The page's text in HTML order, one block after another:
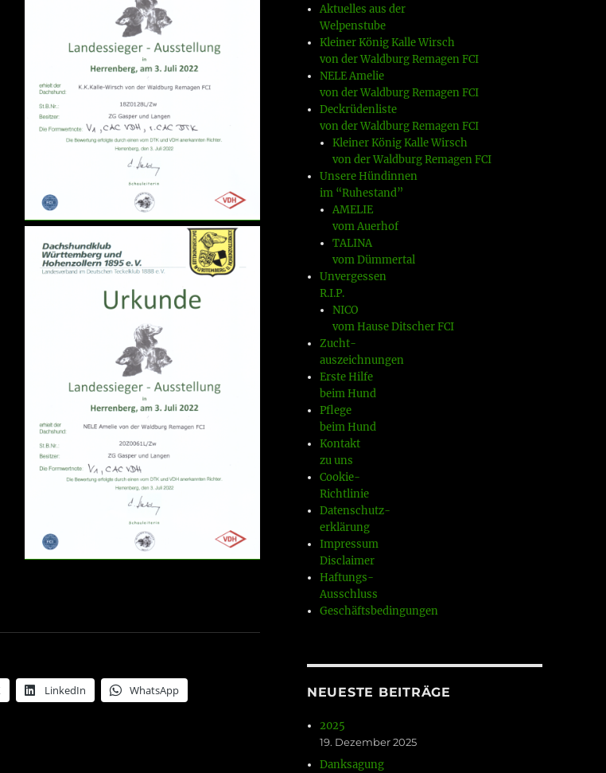
LinkedIn WhatsApp
Aktuelles aus der
Welpenstube
Kleiner König Kalle Wirsch
von der Waldburg Remagen FCI
NELE Amelie
von der Waldburg Remagen FCI
Deckrüdenliste
von der Waldburg Remagen FCI
Kleiner König Kalle Wirsch
von der Waldburg Remagen FCI
Unsere Hündinnen
im “Ruhestand”
AMELIE
vom Auerhof
TALINA
vom Dümmertal
Unvergessen
R.I.P.
NICO
vom Hause Ditscher FCI
Zucht-
auszeichnungen
Erste Hilfe
beim Hund
Pflege
beim Hund
Kontakt
zu uns
Cookie-
Richtlinie
Datenschutz-
erklärung
Impressum
Disclaimer
Haftungs-
Ausschluss
Geschäftsbedingungen
NEUESTE BEITRÄGE
2025
19. Dezember 2025
Danksagung